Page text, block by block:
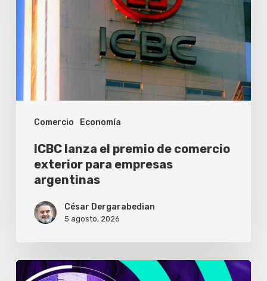
Comercio Economía
premio
comercio
exterior
para
empresas
argentinas
ICBC lanza el premio de comercio
exterior para empresas
argentinas
César Dergarabedian
5 agosto, 2026
Solo